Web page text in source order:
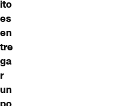
ito
es
en
tre
ga
r
un